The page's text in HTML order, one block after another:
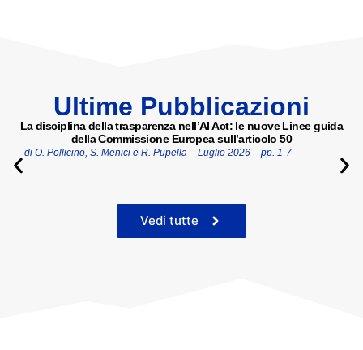
Ultime Pubblicazioni
La disciplina della trasparenza nell’AI Act: le nuove Linee guida
della Commissione Europea sull’articolo 50
di O. Pollicino, S. Menici e R. Pupella – Luglio 2026 – pp. 1-7
Vedi tutte